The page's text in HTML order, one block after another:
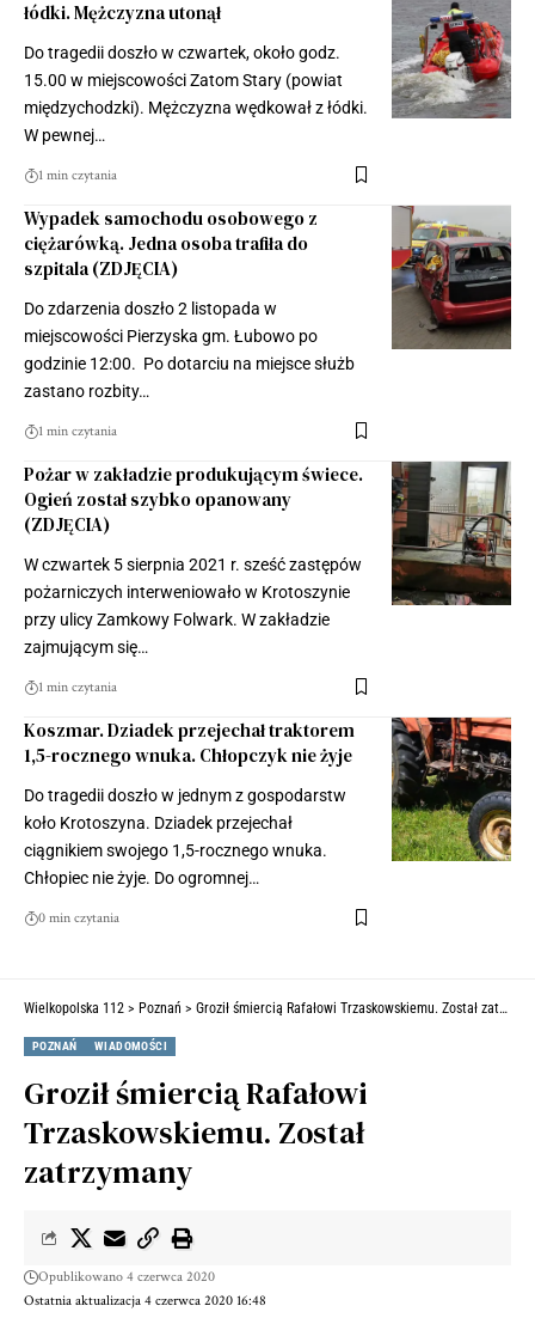
łódki. Mężczyzna utonął
Do tragedii doszło w czwartek, około godz.
15.00 w miejscowości Zatom Stary (powiat
międzychodzki). Mężczyzna wędkował z łódki.
W pewnej…
1 min czytania
Wypadek samochodu osobowego z
ciężarówką. Jedna osoba trafiła do
szpitala (ZDJĘCIA)
Do zdarzenia doszło 2 listopada w
miejscowości Pierzyska gm. Łubowo po
godzinie 12:00. Po dotarciu na miejsce służb
zastano rozbity…
1 min czytania
Pożar w zakładzie produkującym świece.
Ogień został szybko opanowany
(ZDJĘCIA)
W czwartek 5 sierpnia 2021 r. sześć zastępów
pożarniczych interweniowało w Krotoszynie
przy ulicy Zamkowy Folwark. W zakładzie
zajmującym się…
1 min czytania
Koszmar. Dziadek przejechał traktorem
1,5-rocznego wnuka. Chłopczyk nie żyje
Do tragedii doszło w jednym z gospodarstw
koło Krotoszyna. Dziadek przejechał
ciągnikiem swojego 1,5-rocznego wnuka.
Chłopiec nie żyje. Do ogromnej…
0 min czytania
Wielkopolska 112 > Poznań > Groził śmiercią Rafałowi Trzaskowskiemu. Został zatrzymany
POZNAŃ WIADOMOŚCI
Groził śmiercią Rafałowi
Trzaskowskiemu. Został
zatrzymany
Ostatnia aktualizacja 4 czerwca 2020 16:48
Opublikowano 4 czerwca 2020